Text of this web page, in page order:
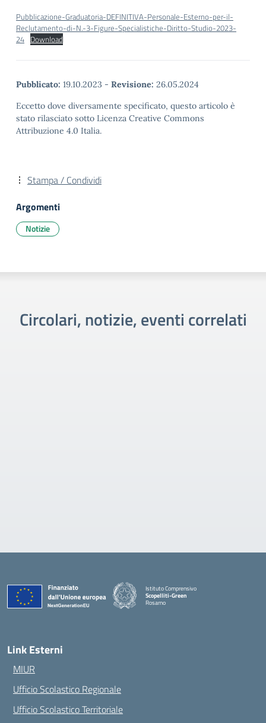
Pubblicazione-Graduatoria-DEFINITIVA-Personale-Esterno-per-il-
Reclutamento-di-N.-3-Figure-Specialistiche-Diritto-Studio-2023-
24 Download
Pubblicato: 19.10.2023 - Revisione: 26.05.2024
Eccetto dove diversamente specificato, questo articolo è
stato rilasciato sotto Licenza Creative Commons
Attribuzione 4.0 Italia.
Stampa / Condividi
Argomenti
Notizie
Circolari, notizie, eventi correlati
Istituto Comprensivo
Scopelliti-Green
Rosarno
Link Esterni
MIUR
Ufficio Scolastico Regionale
Ufficio Scolastico Territoriale